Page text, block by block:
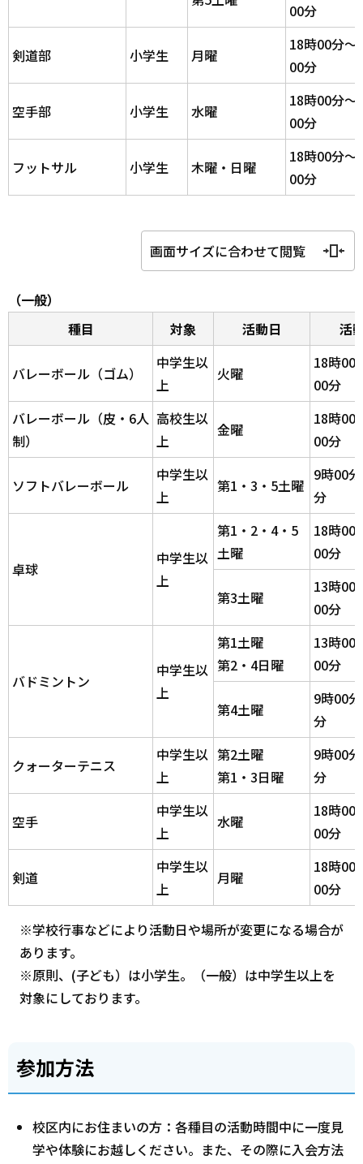
00分
剣道部 小学生 月曜
18時00分～
00分
空手部 小学生 水曜
18時00分～
00分
フットサル 小学生 木曜・日曜
18時00分～
00分
画面サイズに合わせて閲覧
（一般）
種目
対象 活動日 活
バレーボール（ゴム）
中学生以
上
火曜
18時00
00分
バレーボール（皮・6人
制）
高校生以
上
金曜
18時00
00分
ソフトバレーボール
中学生以
上
第1・3・5土曜
9時00
分
卓球
中学生以
上
第1・2・4・5
土曜
18時00
00分
第3土曜
13時00
00分
バドミントン
中学生以
上
第1土曜
第2・4日曜
13時00
00分
第4土曜
9時00
分
クォーターテニス
中学生以
上
第2土曜
第1・3日曜
9時00
分
空手
中学生以
上
水曜
18時00
00分
剣道
中学生以
上
月曜
18時00
00分
※学校行事などにより活動日や場所が変更になる場合が
あります。
※原則、(子ども）は小学生。（一般）は中学生以上を
対象にしております。
参加方法
校区内にお住まいの方：各種目の活動時間中に一度見
学や体験にお越しください。また、その際に入会方法